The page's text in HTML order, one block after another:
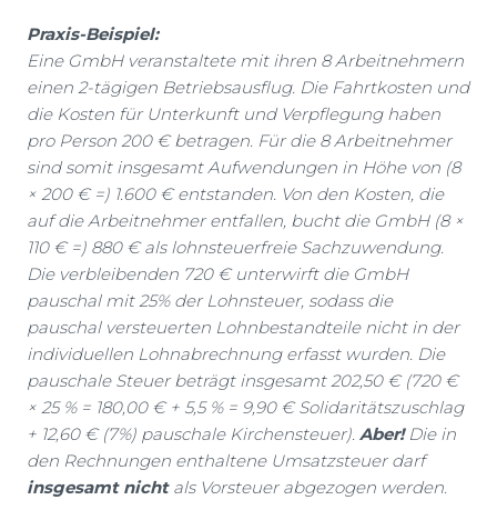
Praxis-Beispiel:
Eine GmbH veranstaltete mit ihren 8 Arbeitnehmern
einen 2-tägigen Betriebsausflug. Die Fahrtkosten und
die Kosten für Unterkunft und Verpflegung haben
pro Person 200 € betragen. Für die 8 Arbeitnehmer
sind somit insgesamt Aufwendungen in Höhe von (8
× 200 € =) 1.600 € entstanden. Von den Kosten, die
auf die Arbeitnehmer entfallen, bucht die GmbH (8 ×
110 € =) 880 € als lohnsteuerfreie Sachzuwendung.
Die verbleibenden 720 € unterwirft die GmbH
pauschal mit 25% der Lohnsteuer, sodass die
pauschal versteuerten Lohnbestandteile nicht in der
individuellen Lohnabrechnung erfasst wurden. Die
pauschale Steuer beträgt insgesamt 202,50 € (720 €
× 25 % = 180,00 € + 5,5 % = 9,90 € Solidaritätszuschlag
+ 12,60 € (7%) pauschale Kirchensteuer). Aber!Die in
den Rechnungen enthaltene Umsatzsteuer darf
insgesamt nichtals Vorsteuer abgezogen werden.